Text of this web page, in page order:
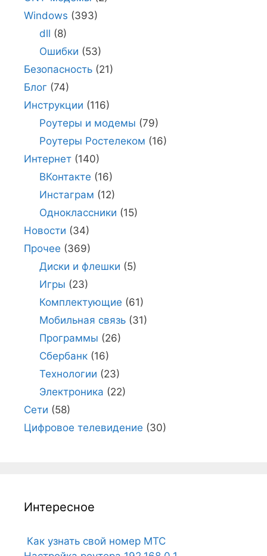
Windows (393)
dll (8)
Ошибки (53)
Безопасность (21)
Блог (74)
Инструкции (116)
Роутеры и модемы (79)
Роутеры Ростелеком (16)
Интернет (140)
ВКонтакте (16)
Инстаграм (12)
Одноклассники (15)
Новости (34)
Прочее (369)
Диски и флешки (5)
Игры (23)
Комплектующие (61)
Мобильная связь(31)
Программы (26)
Сбербанк(16)
Технологии (23)
Электроника (22)
Сети (58)
Цифровое телевидение (30)
Интересное
Как узнать свой номер МТС